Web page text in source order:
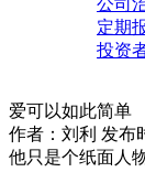
公司
定期
投资
爱可以如此简单
作者：刘利 发布
他只是个纸面人